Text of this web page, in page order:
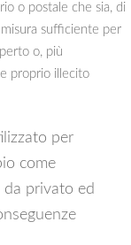
o postale che sia, di
sufficiente per
o, più
proprio illecito
per
come
da privato ed